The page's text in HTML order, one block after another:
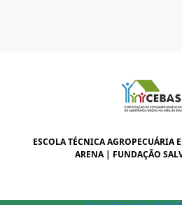
ESCOLA TÉCNICA AGROPECUÁRIA
ARENA | FUNDAÇÃO